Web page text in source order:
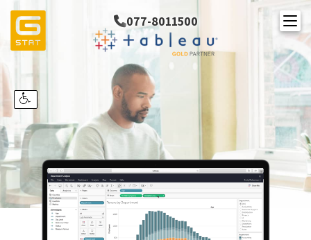
Skip
content
077-8011500